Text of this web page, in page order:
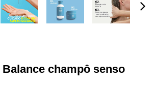
champô senso